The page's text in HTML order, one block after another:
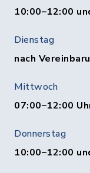
10:00–12:00
Dienstag
nach
Mittwoch
07:00–12:00
Donnerstag
10:00–12:00